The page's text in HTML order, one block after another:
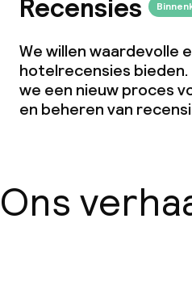
Recensies
We willen waardevolle
hotelrecensies
we een nieuw proces
en beheren van
Ons